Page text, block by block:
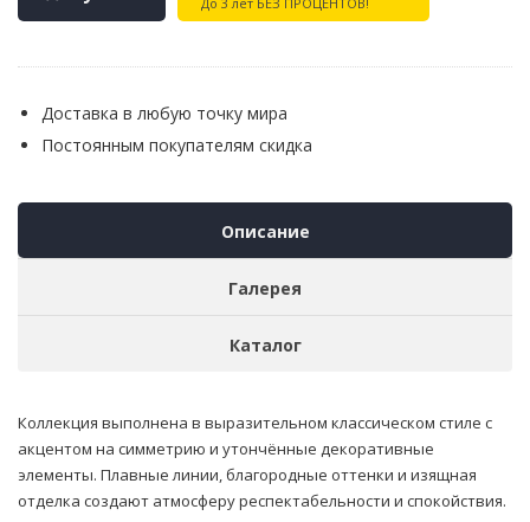
Доставка в любую точку мира
Постоянным покупателям скидка
Описание
Галерея
Каталог
Коллекция выполнена в выразительном классическом стиле с
акцентом на симметрию и утончённые декоративные
элементы. Плавные линии, благородные оттенки и изящная
отделка создают атмосферу респектабельности и спокойствия.